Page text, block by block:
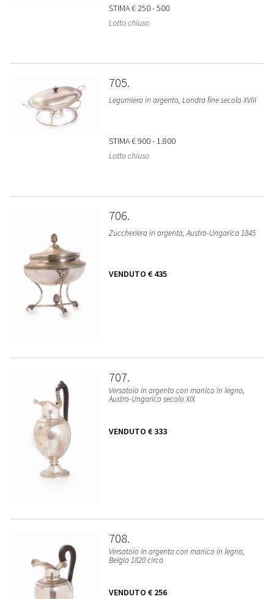
STIMA€ 250 - 500
Lotto chiuso
705
Legumiera in argento, Londra fine secolo XVIII
STIMA€ 900 - 1.800
Lotto chiuso
706
Zuccheriera in argento, Austro-Ungarica 1845
VENDUTO € 435
707
Versatoio in argento con manico in legno,
Austro-Ungarico secolo XIX
VENDUTO € 333
708
Versatoio in argento con manico in legno,
Belgio 1820 circa
VENDUTO € 256